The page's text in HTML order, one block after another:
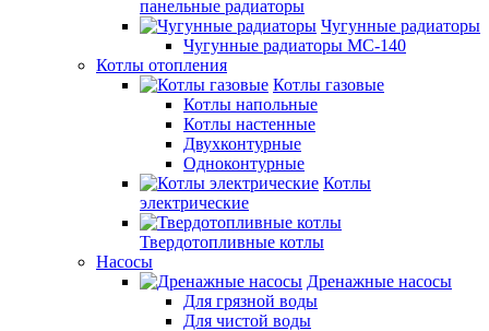
панельные радиаторы
Чугунные радиаторы
Чугунные радиаторы МС-140
Котлы отопления
Котлы газовые
Котлы напольные
Котлы настенные
Двухконтурные
Одноконтурные
Котлы
электрические
Твердотопливные котлы
Насосы
Дренажные насосы
Для грязной воды
Для чистой воды